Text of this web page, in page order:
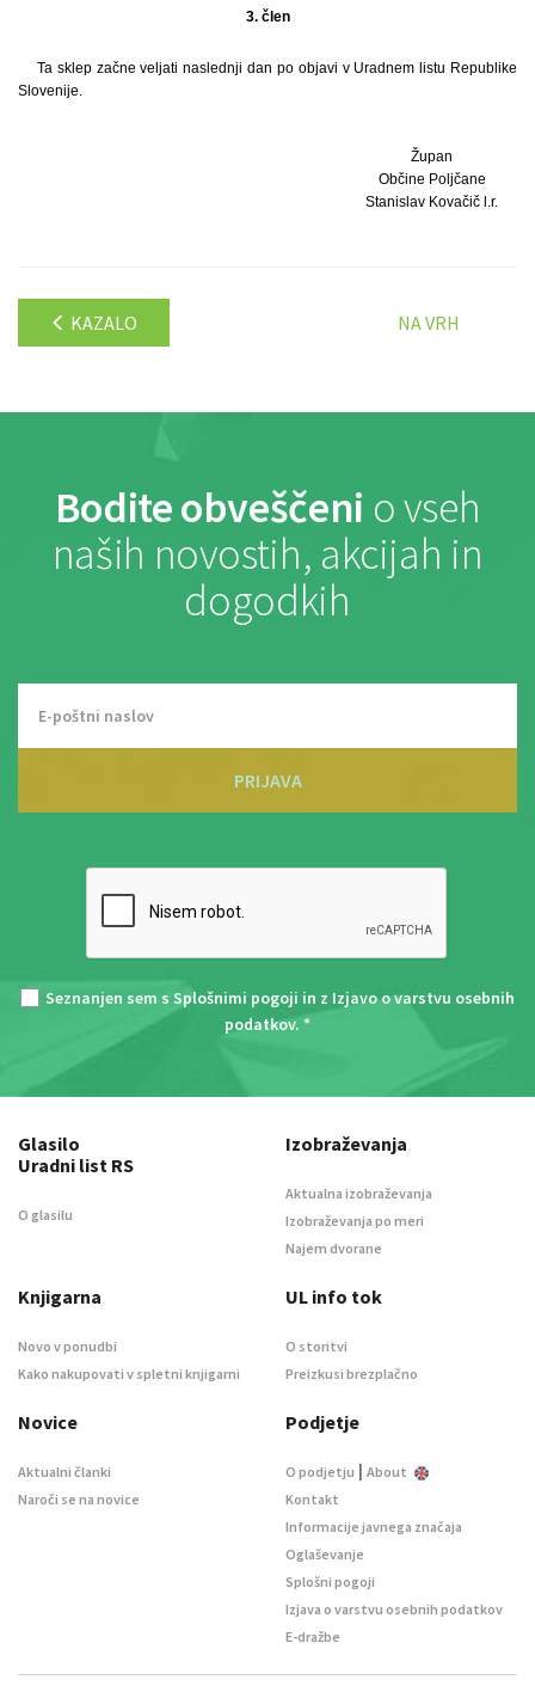
3. člen
Ta sklep začne veljati naslednji dan po objavi v Uradnem listu Republike
Slovenije.
Župan
Občine Poljčane
Stanislav Kovačič l.r.
KAZALO NA VRH
Bodite obveščeni o vseh
naših novostih, akcijah in
dogodkih
PRIJAVA
Seznanjen sem s Splošnimi pogoji in z Izjavo o varstvu osebnih
podatkov. *
Glasilo
Uradni list RS
O glasilu
Izobraževanja
Aktualna izobraževanja
Izobraževanja po meri
Najem dvorane
Knjigarna
Novo v ponudbi
Kako nakupovati v spletni knjigarni
UL info tok
O storitvi
Preizkusi brezplačno
Novice
Aktualni članki
Naroči se na novice
Podjetje
O podjetju | About
Kontakt
Informacije javnega značaja
Oglaševanje
Splošni pogoji
Izjava o varstvu osebnih podatkov
E-dražbe